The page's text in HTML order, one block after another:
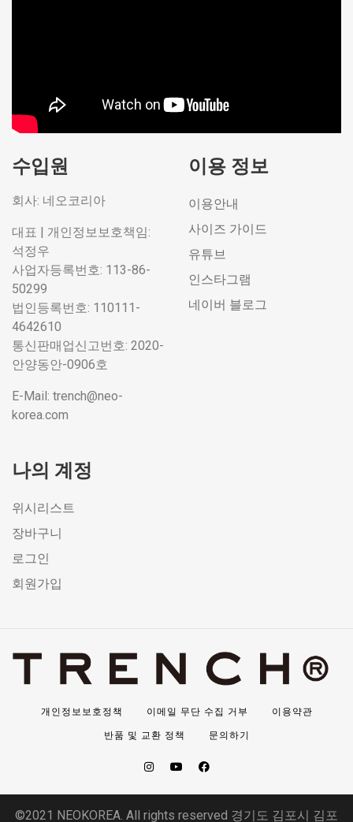
수입원
회사: 네오코리아
대표 | 개인정보보호책임:
석정우
사업자등록번호: 113-86-
50299
법인등록번호: 110111-
4642610
통신판매업신고번호: 2020-
안양동안-0906호
E-Mail: trench@neo-
korea.com
이용 정보
이용안내
사이즈 가이드
유튜브
인스타그램
네이버 블로그
나의 계정
위시리스트
장바구니
로그인
회원가입
개인정보보호정책 이메일 무단 수집 거부 이용약관
반품 및 교환 정책 문의하기
©2021 NEOKOREA. All rights reserved 경기도 김포시 김포